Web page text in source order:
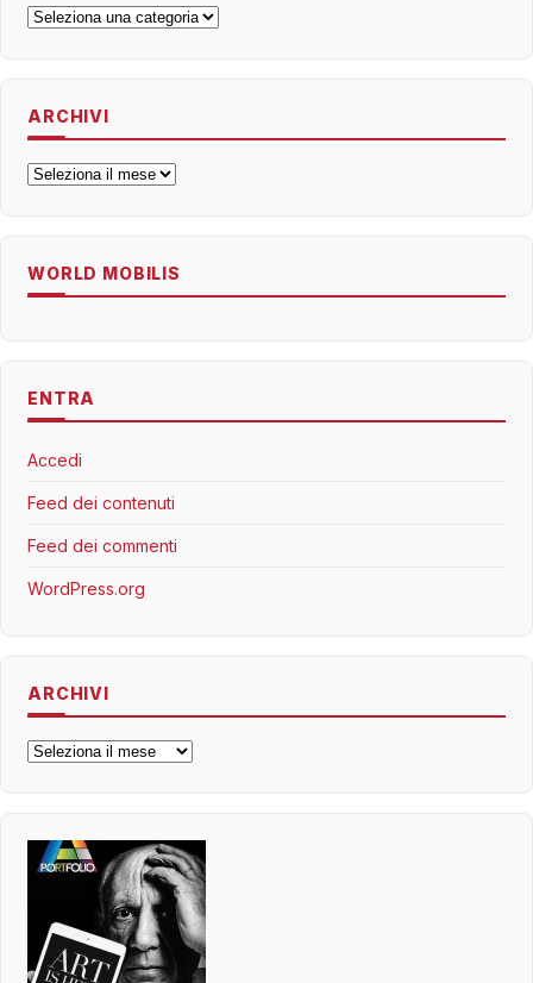
Categorie
ARCHIVI
Archivi
WORLD MOBILIS
ENTRA
Accedi
Feed dei contenuti
Feed dei commenti
WordPress.org
ARCHIVI
Archivi